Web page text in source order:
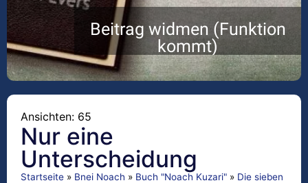
Beitrag widmen (Funktion
kommt)
Ansichten: 65
Nur eine
Unterscheidung
Startseite » Bnei Noach » Buch "Noach Kuzari" » Die sieben